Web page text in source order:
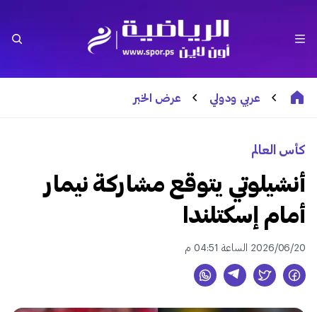
عربي ودولي عرض الخبر
كأس العالم
أنشيلوتي يتوقع مشاركة نيمار
أمام إسكتلندا
2026/06/20 الساعة 04:51 م